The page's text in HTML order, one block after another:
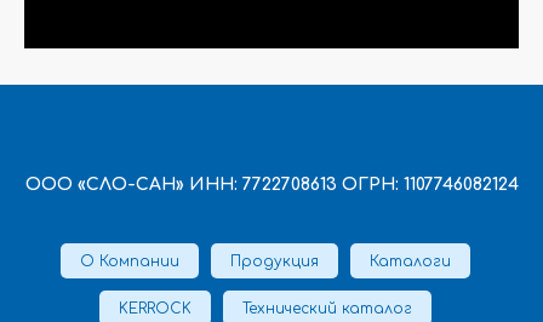
ООО «СЛО-САН» ИНН: 7722708613 ОГРН: 1107746082124
О Компании Продукция Каталоги
KERROCK Технический каталог